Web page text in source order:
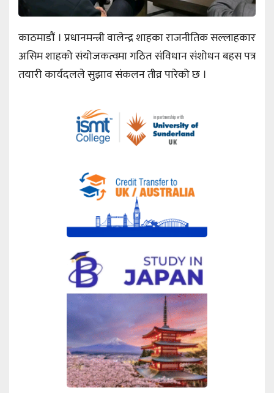
काठमाडौं । प्रधानमन्त्री वालेन्द्र शाहका राजनीतिक सल्लाहकार
असिम शाहको संयोजकत्वमा गठित संविधान संशोधन बहस पत्र
तयारी कार्यदलले सुझाव संकलन तीव्र पारेको छ ।